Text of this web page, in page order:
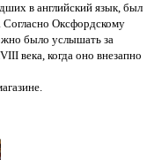
в английский язык, был
Оксфордскому
было услышать за
века, когда оно внезапно